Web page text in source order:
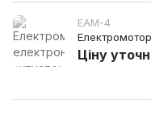
EAM-4
Ціну